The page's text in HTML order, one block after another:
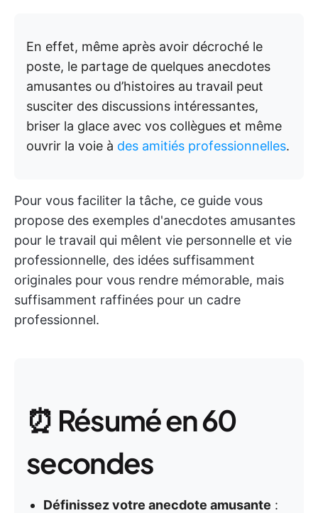
En effet, même après avoir décroché le
poste, le partage de quelques anecdotes
amusantes ou d’histoires au travail peut
susciter des discussions intéressantes,
briser la glace avec vos collègues et même
ouvrir la voie à des amitiés professionnelles.
Pour vous faciliter la tâche, ce guide vous
propose des exemples d'anecdotes amusantes
pour le travail qui mêlent vie personnelle et vie
professionnelle, des idées suffisamment
originales pour vous rendre mémorable, mais
suffisamment raffinées pour un cadre
professionnel.
⏰ Résumé en 60
secondes
Définissez votre anecdote amusante :